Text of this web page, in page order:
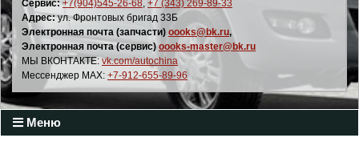
Сервис: +7(904)545-26-68, +7 (343) 269-89-33
Адрес:ул. Фронтовых бригад 33Б
Электронная почта (запчасти) oooks@bk.ru,
Электронная почта (сервис) oooks-master@bk.ru
МЫ ВКОНТАКТЕ: vk.com/autochina
Мессенджер MAX: +7-912-655-89-96
Меню